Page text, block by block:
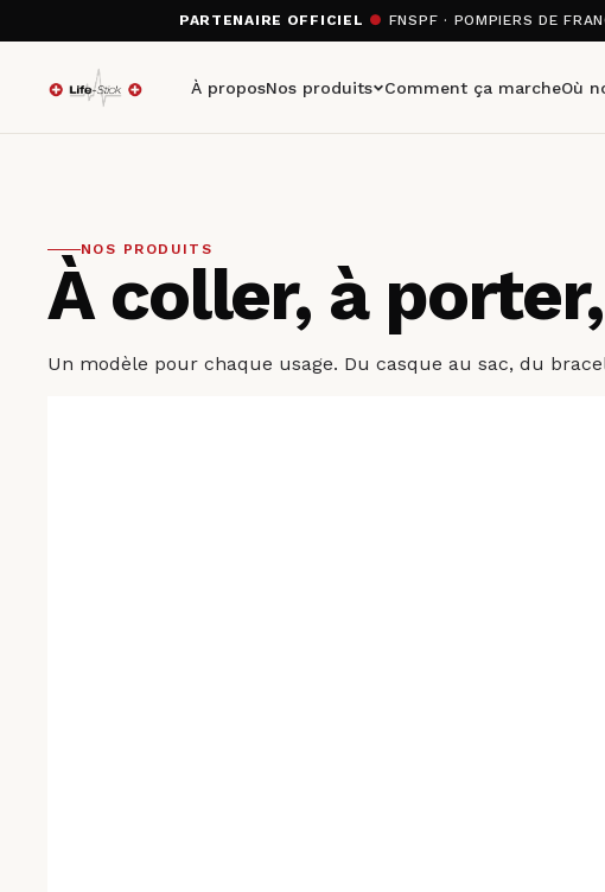
PARTENAIRE OFFICIEL ● FNSPF · POMPIERS DE
À proposNos produits Comment ça marcheOù
NOS PRODUITS
À coller, à
Un modèle pour chaque usage. Du casque au sac, du